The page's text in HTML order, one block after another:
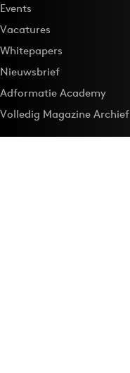
Events
Vacatures
Whitepapers
Nieuwsbrief
Adformatie Academy
Volledig Magazine Archief